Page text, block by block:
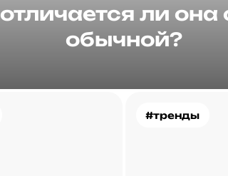
отличается ли она
обычной?
#тренды